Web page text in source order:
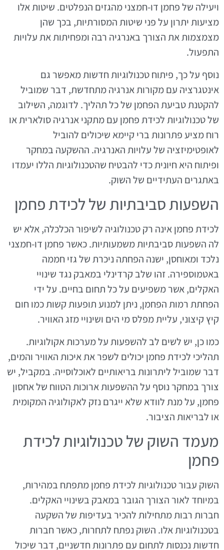
ויעילה של פחמן דו-חמצני מהגזים הנפלטים. שיטות אלו
מציעות יתרון על פני שיטות המסורתיות, בכך שהן
מצמצמות את הצורך באנרגיה רבה ומפחיתות את עלויות
התפעול.
נוסף על כך, פיתוח טכנולוגיות חדשות מאפשר גם
אינטגרציה עם מקורות אנרגיה מתחדשת, דבר שמוביל
להקטנת טביעת הפחמן של כל תהליך. לדוגמה, השילוב
של טכנולוגיות לכידת פחמן עם מתקני אנרגיה סולארית או
רוח מציע פתרונות ברי קיימא שיכולים להוביל
לאופטימיזציה של עלויות האנרגיה. ההשקעה במחקר
ופיתוח היא חיונית כדי להבטיח שהטכנולוגיות הללו יעמדו
באתגרים העתידיים של השוק.
השפעות סביבתיות של לכידת פחמן
לכידת פחמן אינה רק טכנולוגיה לשיפור הכלכלה, אלא יש
לה השפעות סביבתיות משמעותיות. כאשר פחמן דו-חמצני
נלכד ומאוחסן, ישנה הפחתה ניכרת של גזי חממה
באטמוספירה. זהו שלב קרדינלי במאבק נגד שינויי
האקלים, אשר משפיעים על כל תחום בחיים. על ידי
הפחתת רמות הפחמן, ניתן למנוע תופעות קשות כמו חום
קיץ קיצוני, עליית מפלס מי הים ושינויי מזג האוויר.
כמו כן, יש לשים לב להשפעות על מערכות אקולוגיות.
תהליכי לכידת פחמן יכולים לשפר את איכות האוויר והמים,
דבר שמוביל ליתרונות בריאותיים לאוכלוסייה. במקביל, יש
צורך במחקר נוסף על ההשפעות ארוכות הטווח של אחסון
פחמן, על מנת לוודא שלא ייגרם נזק לאקולוגיה המקומית
או לבריאות הציבור.
מעמד השוק של טכנולוגיות לכידת
פחמן
השוק עבור טכנולוגיות לכידת פחמן מתפתח במהירות,
במיוחד לאור הצורך הגובר במאבק בשינויי האקלים.
חברות רבות מתחילות להכיר בעדיפות של השקעה
בטכנולוגיות אלו. השוק נפתח לתחרות, כאשר חברות
חדשות נכנסות לתחום עם פתרונות חדשניים, דבר שיכול